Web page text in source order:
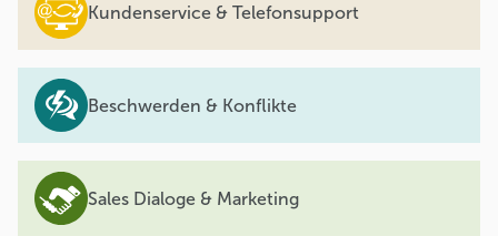
Kundenservice & Telefonsupport
Beschwerden & Konflikte
Sales Dialoge & Marketing